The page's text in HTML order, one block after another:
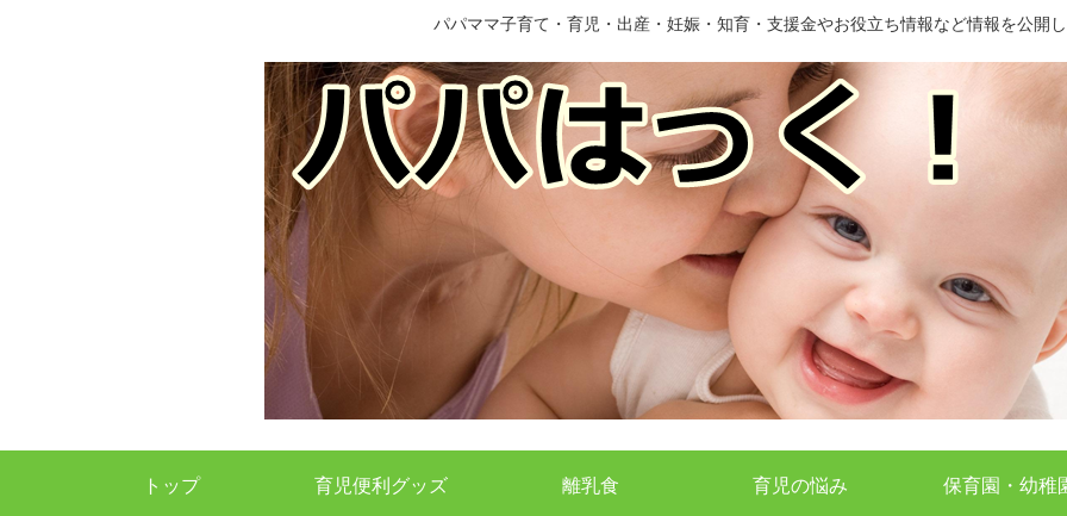
パパママ子育て・育児・出産・妊娠・知育・支援金やお役立ち情報など情報を公開
トップ 育児便利グッズ 離乳食 育児の悩み 保育園・幼稚